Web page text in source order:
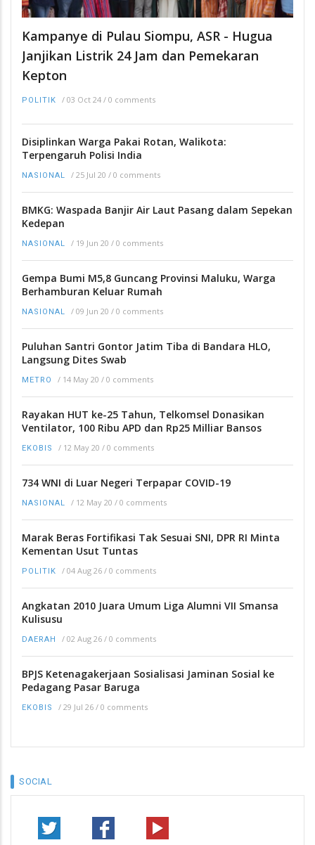
Kampanye di Pulau Siompu, ASR - Hugua
Janjikan Listrik 24 Jam dan Pemekaran
Kepton
POLITIK / 03 Oct 24 / 0 comments
Disiplinkan Warga Pakai Rotan, Walikota:
Terpengaruh Polisi India
NASIONAL / 25 Jul 20 / 0 comments
BMKG: Waspada Banjir Air Laut Pasang dalam Sepekan
Kedepan
NASIONAL / 19 Jun 20 / 0 comments
Gempa Bumi M5,8 Guncang Provinsi Maluku, Warga
Berhamburan Keluar Rumah
NASIONAL / 09 Jun 20 / 0 comments
Puluhan Santri Gontor Jatim Tiba di Bandara HLO,
Langsung Dites Swab
METRO / 14 May 20 / 0 comments
Rayakan HUT ke-25 Tahun, Telkomsel Donasikan
Ventilator, 100 Ribu APD dan Rp25 Milliar Bansos
EKOBIS / 12 May 20 / 0 comments
734 WNI di Luar Negeri Terpapar COVID-19
NASIONAL / 12 May 20 / 0 comments
Marak Beras Fortifikasi Tak Sesuai SNI, DPR RI Minta
Kementan Usut Tuntas
POLITIK / 04 Aug 26 / 0 comments
Angkatan 2010 Juara Umum Liga Alumni VII Smansa
Kulisusu
DAERAH / 02 Aug 26 / 0 comments
BPJS Ketenagakerjaan Sosialisasi Jaminan Sosial ke
Pedagang Pasar Baruga
EKOBIS / 29 Jul 26 / 0 comments
SOCIAL